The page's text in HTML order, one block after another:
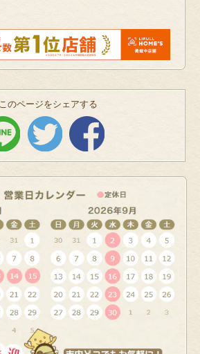
このページをシェアする